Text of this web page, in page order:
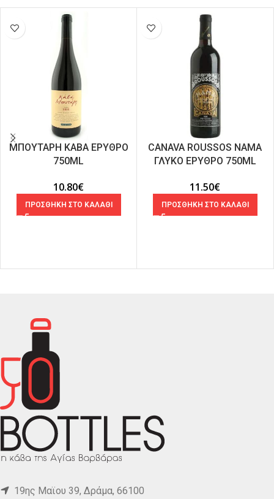
ΜΠΟΥΤΑΡΗ ΚΑΒΑ ΕΡΥΘΡΟ
750ML
10.80€
ΠΡΟΣΘΗΚΗ ΣΤΟ ΚΑΛΑΘΙ
CANAVA ROUSSOS ΝΑΜΑ
ΓΛΥΚΟ ΕΡΥΘΡΟ 750ML
11.50€
ΠΡΟΣΘΗΚΗ ΣΤΟ ΚΑΛΑΘΙ
19ης Μαϊου 39, Δράμα, 66100